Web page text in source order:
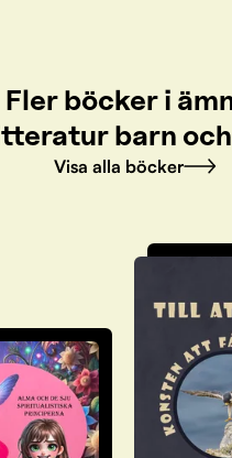
Fler böcker i
barn
Visa alla böcker